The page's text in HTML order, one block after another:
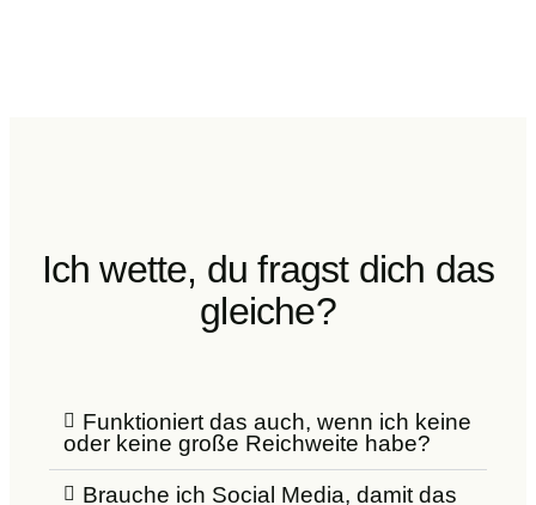
Ich wette, du fragst dich das
gleiche?
Funktioniert das auch, wenn ich keine
oder keine große Reichweite habe?
Brauche ich Social Media, damit das